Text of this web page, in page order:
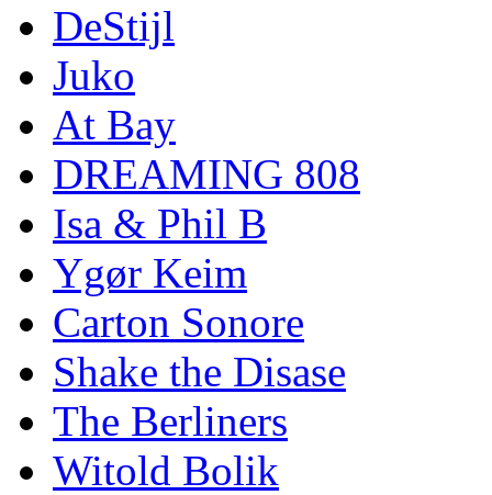
DeStijl
Juko
At Bay
DREAMING 808
Isa & Phil B
Ygør Keim
Carton Sonore
Shake the Disase
The Berliners
Witold Bolik